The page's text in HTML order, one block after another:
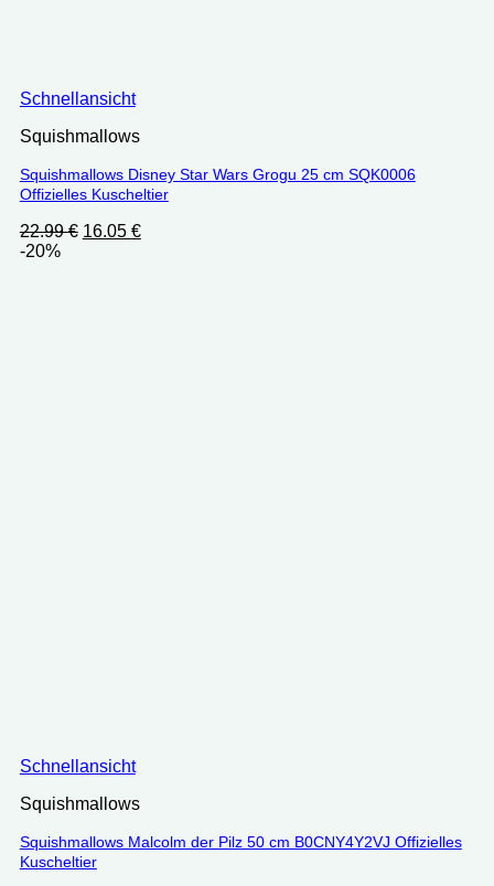
Schnellansicht
Squishmallows
Squishmallows Disney Star Wars Grogu 25 cm SQK0006
Offizielles Kuscheltier
22.99€ Ursprünglicher
16.05 €Aktueller
-20%
Schnellansicht
Squishmallows
Squishmallows Malcolm der Pilz 50 cm B0CNY4Y2VJ Offizielles
Kuscheltier